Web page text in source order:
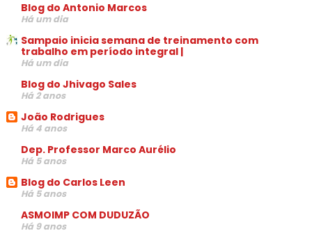
Blog do Antonio Marcos
Há um dia
Sampaio inicia semana de treinamento com
trabalho em período integral |
Há um dia
Blog do Jhivago Sales
Há 2 anos
João Rodrigues
Há 4 anos
Dep. Professor Marco Aurélio
Há 5 anos
Blog do Carlos Leen
Há 5 anos
ASMOIMP COM DUDUZÃO
Há 9 anos